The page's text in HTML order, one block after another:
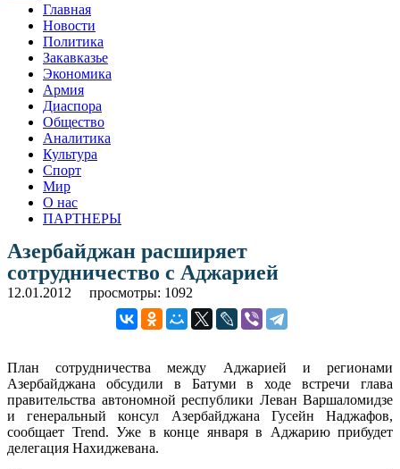
Главная
Новости
Политика
Закавказье
Экономика
Армия
Диаспора
Общество
Аналитика
Культура
Спорт
Мир
О нас
ПАРТНЕРЫ
Азербайджан расширяет
сотрудничество с Аджарией
12.01.2012 просмотры: 1092
План сотрудничества между Аджарией и регионами
Азербайджана обсудили в Батуми в ходе встречи глава
правительства автономной республики Леван Варшаломидзе
и генеральный консул Азербайджана Гусейн Наджафов,
сообщает Trend. Уже в конце января в Аджарию прибудет
делегация Нахиджевана.